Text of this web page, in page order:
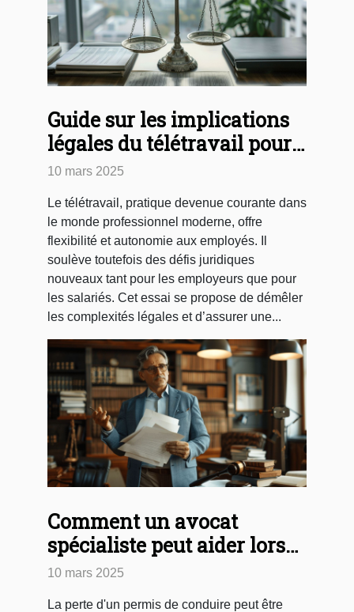
Guide sur les implications
légales du télétravail pour
les employeurs et employés
10 mars 2025
Le télétravail, pratique devenue courante dans
le monde professionnel moderne, offre
flexibilité et autonomie aux employés. Il
soulève toutefois des défis juridiques
nouveaux tant pour les employeurs que pour
les salariés. Cet essai se propose de démêler
les complexités légales et d’assurer une...
Comment un avocat
spécialiste peut aider lors
d'un retrait de permis de
conduire
10 mars 2025
La perte d'un permis de conduire peut être